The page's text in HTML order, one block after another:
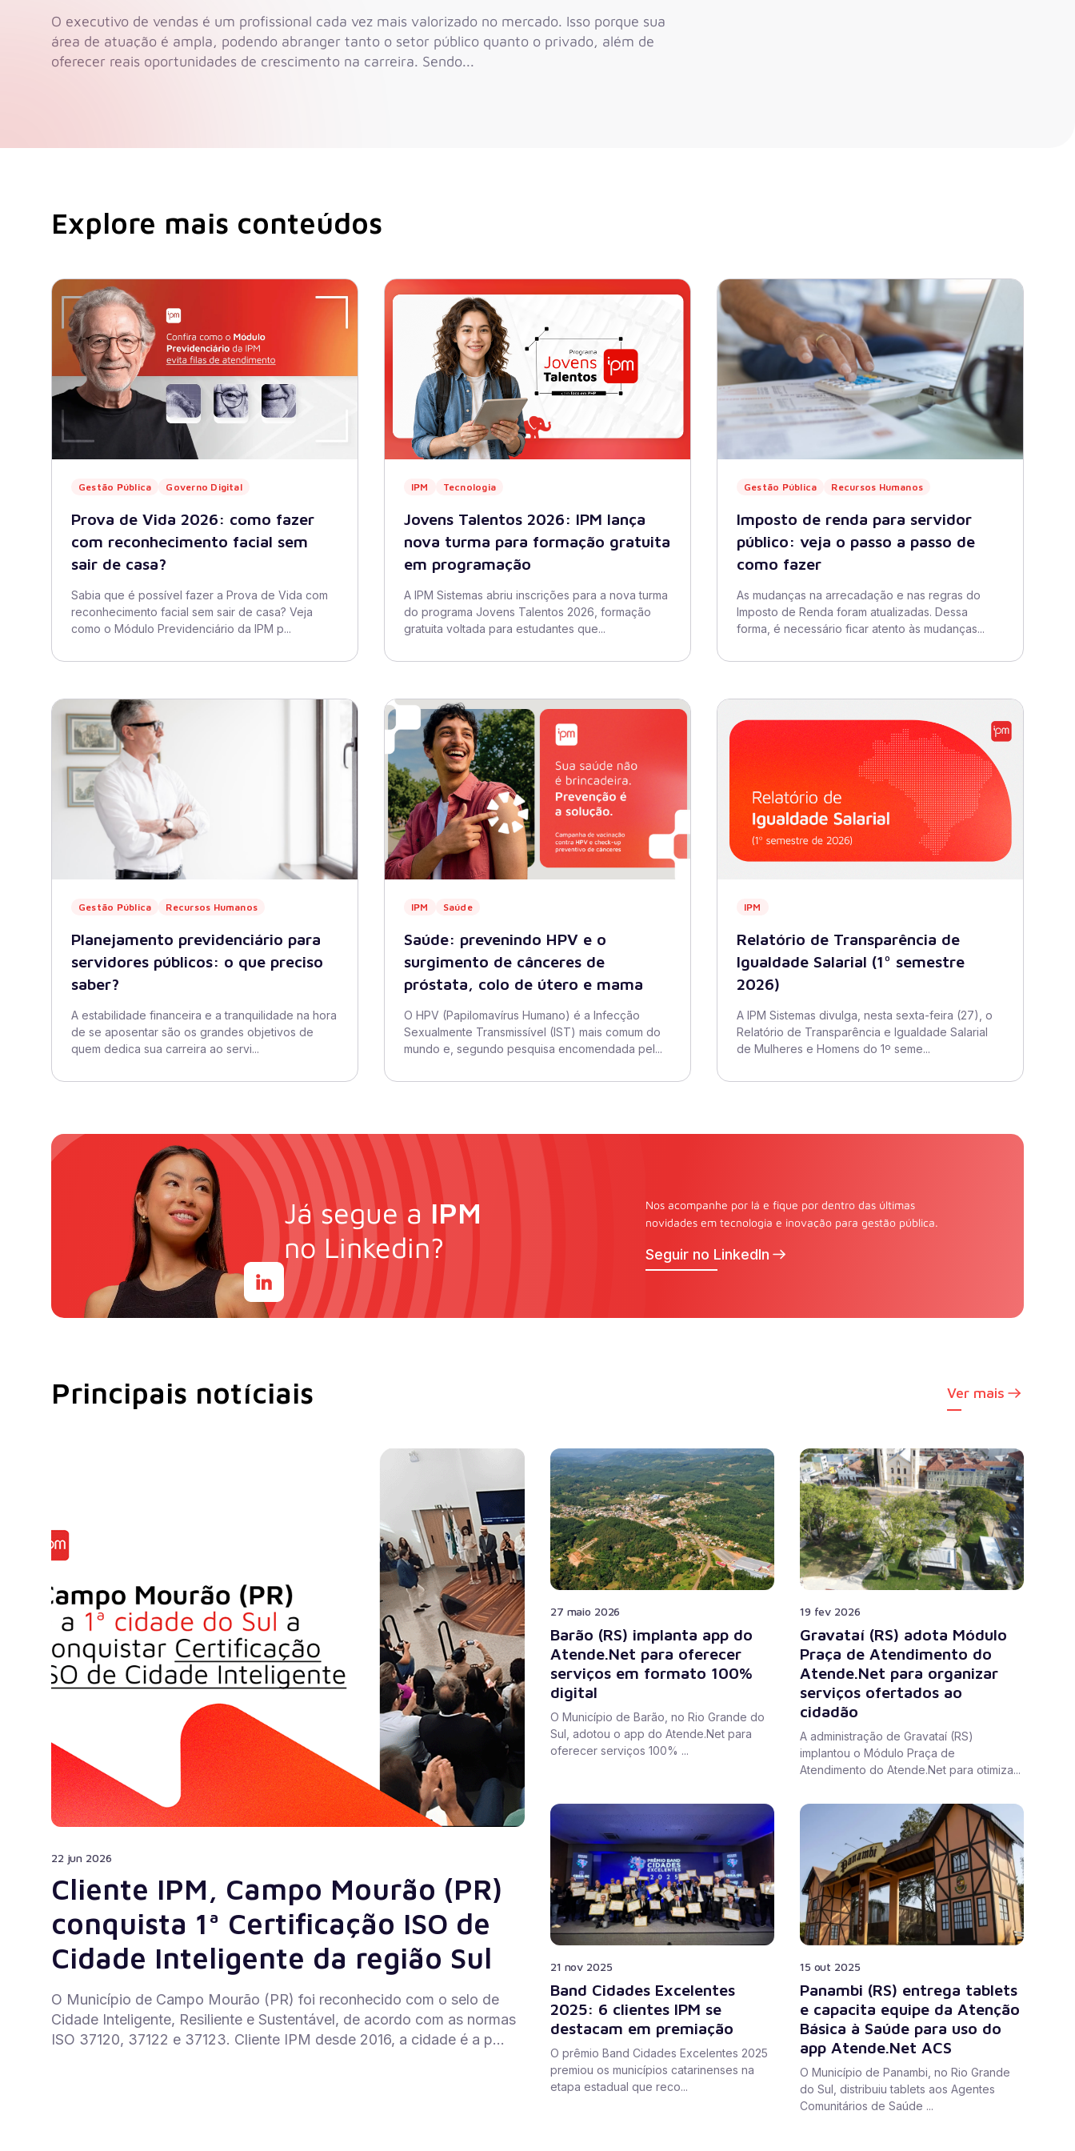
O executivo de vendas é um profissional cada vez mais valorizado no mercado. Isso porque sua
área de atuação é ampla, podendo abranger tanto o setor público quanto o privado, além de
oferecer reais oportunidades de crescimento na carreira. Sendo...
Explore mais conteúdos​
Gestão Pública Governo Digital
Prova de Vida 2026: como fazer
com reconhecimento facial sem
sair de casa?
Sabia que é possível fazer a Prova de Vida com
reconhecimento facial sem sair de casa? Veja
como o Módulo Previdenciário da IPM p...
IPM Tecnologia
Jovens Talentos 2026: IPM lança
nova turma para formação gratuita
em programação
A IPM Sistemas abriu inscrições para a nova turma
do programa Jovens Talentos 2026, formação
gratuita voltada para estudantes que...
Gestão Pública Recursos Humanos
Imposto de renda para servidor
público: veja o passo a passo de
como fazer
As mudanças na arrecadação e nas regras do
Imposto de Renda foram atualizadas. Dessa
forma, é necessário ficar atento às mudanças...
Gestão Pública Recursos Humanos
Planejamento previdenciário para
servidores públicos: o que preciso
saber?
A estabilidade financeira e a tranquilidade na hora
de se aposentar são os grandes objetivos de
quem dedica sua carreira ao servi...
IPM Saúde
Saúde: prevenindo HPV e o
surgimento de cânceres de
próstata, colo de útero e mama
O HPV (Papilomavírus Humano) é a Infecção
Sexualmente Transmissível (IST) mais comum do
mundo e, segundo pesquisa encomendada pel...
IPM
Relatório de Transparência de
Igualdade Salarial (1º semestre
2026)
A IPM Sistemas divulga, nesta sexta-feira (27), o
Relatório de Transparência e Igualdade Salarial
de Mulheres e Homens do 1º seme...
Já segue a IPM
no Linkedin?
Nos acompanhe por lá e fique por dentro das últimas
novidades em tecnologia e inovação para gestão pública.
Seguir no LinkedIn
Principais notíciais Ver mais
22 jun 2026
Cliente IPM, Campo Mourão (PR)
conquista 1ª Certificação ISO de
Cidade Inteligente da região Sul
O Município de Campo Mourão (PR) foi reconhecido com o selo de
Cidade Inteligente, Resiliente e Sustentável, de acordo com as normas
ISO 37120, 37122 e 37123. Cliente IPM desde 2016, a cidade é a p...
27 maio 2026
Barão (RS) implanta app do
Atende.Net para oferecer
serviços em formato 100%
digital
O Município de Barão, no Rio Grande do
Sul, adotou o app do Atende.Net para
oferecer serviços 100% ...
19 fev 2026
Gravataí (RS) adota Módulo
Praça de Atendimento do
Atende.Net para organizar
serviços ofertados ao
cidadão
A administração de Gravataí (RS)
implantou o Módulo Praça de
Atendimento do Atende.Net para otimiza...
21 nov 2025
Band Cidades Excelentes
2025: 6 clientes IPM se
destacam em premiação
O prêmio Band Cidades Excelentes 2025
premiou os municípios catarinenses na
etapa estadual que reco...
15 out 2025
Panambi (RS) entrega tablets
e capacita equipe da Atenção
Básica à Saúde para uso do
app Atende.Net ACS
O Município de Panambi, no Rio Grande
do Sul, distribuiu tablets aos Agentes
Comunitários de Saúde ...